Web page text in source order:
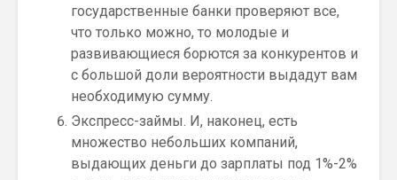
государственные банки проверяют все,
что только можно, то молодые и
развивающиеся борются за конкурентов и
с большой доли вероятности выдадут вам
необходимую сумму.
Экспресс-займы. И, наконец, есть
множество небольших компаний,
выдающих деньги до зарплаты под 1%-2%